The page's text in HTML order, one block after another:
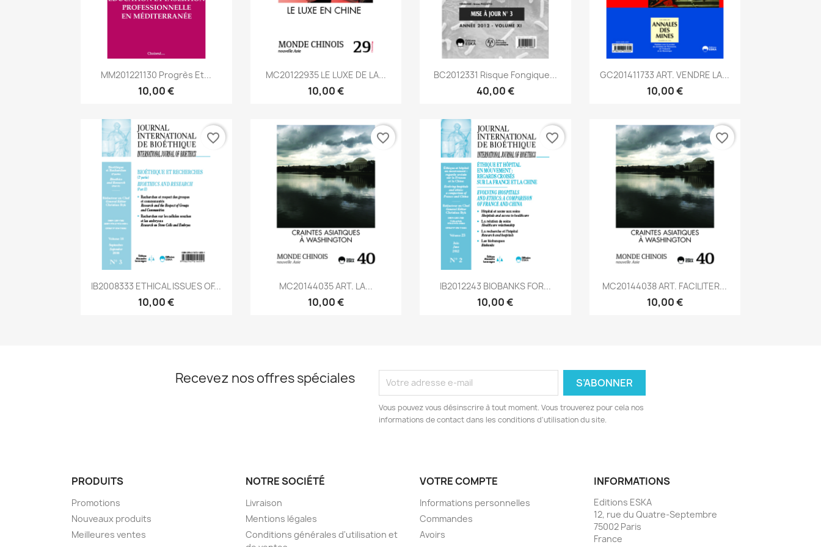
Aperçu rapide
MM201221130 Progrès Et...
10,00 €
Aperçu rapide
MC20122935 LE LUXE DE LA...
10,00 €
Aperçu rapide
BC2012331 Risque Fongique...
40,00 €
Aperçu rapide
GC201411733 ART. VENDRE LA...
10,00 €
Aperçu rapide
IB2008333 ETHICAL ISSUES OF...
10,00 €
favorite_border
Aperçu rapide
MC20144035 ART. LA...
10,00 €
favorite_border
Aperçu rapide
IB2012243 BIOBANKS FOR...
10,00 €
favorite_border
Aperçu rapide
MC20144038 ART. FACILITER...
10,00 €
favorite_border
Recevez nos offres spéciales
Vous pouvez vous désinscrire à tout moment. Vous trouverez pour cela nos
informations de contact dans les conditions d'utilisation du site.
PRODUITS
Promotions
Nouveaux produits
Meilleures ventes
NOTRE SOCIÉTÉ
Livraison
Mentions légales
Conditions générales d'utilisation et
VOTRE COMPTE
Informations personnelles
Commandes
Avoirs
INFORMATIONS
Editions ESKA
12, rue du Quatre-Septembre
75002 Paris
France